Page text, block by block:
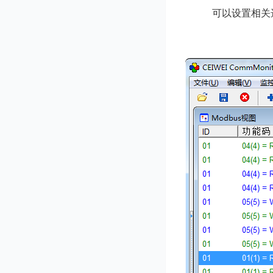
可以设置相关